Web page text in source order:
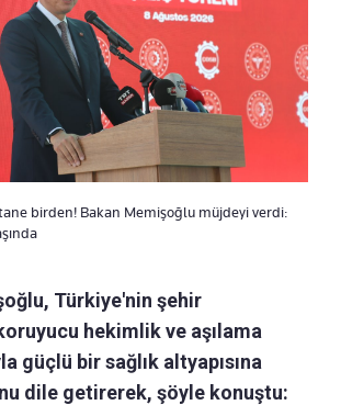
birden! Bakan Memişoğlu müjdeyi verdi:
Türkiye'nin şehir
hekimlik ve aşılama
güçlü bir sağlık altyapısına
dile getirerek, şöyle konuştu: